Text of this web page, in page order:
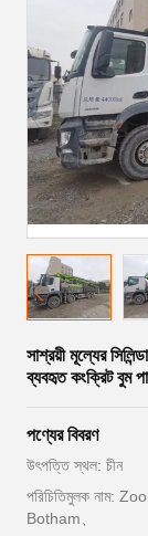
সাশ্রয়ী মূল্যের
ব্যবহৃত কংক্রিট বুম
পণ্যের বিবরণ
উৎপত্তি স্থল: চীন
পরিচিতিমুলক নাম:
Botham、